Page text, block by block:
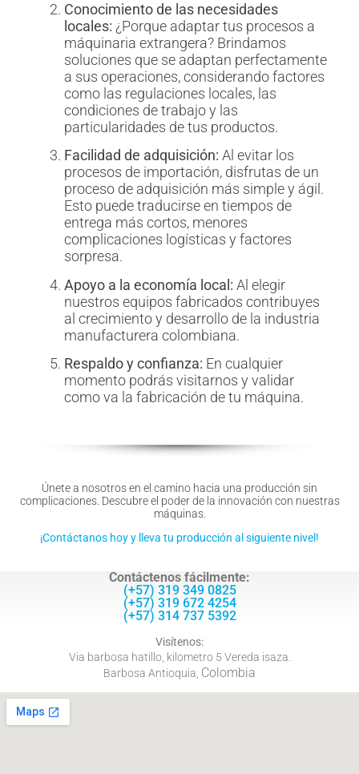
Conocimiento de las necesidades
locales: ¿Porque adaptar tus procesos a
máquinaria extrangera? Brindamos
soluciones que se adaptan perfectamente
a sus operaciones, considerando factores
como las regulaciones locales, las
condiciones de trabajo y las
particularidades de tus productos.
Facilidad de adquisición: Al evitar los
procesos de importación, disfrutas de un
proceso de adquisición más simple y ágil.
Esto puede traducirse en tiempos de
entrega más cortos, menores
complicaciones logísticas y factores
sorpresa.
Apoyo a la economía local: Al elegir
nuestros equipos fabricados contribuyes
al crecimiento y desarrollo de la industria
manufacturera colombiana.
Respaldo y confianza: En cualquier
momento podrás visitarnos y validar
como va la fabricación de tu máquina.
Únete a nosotros en el camino hacia una producción sin
complicaciones. Descubre el poder de la innovación con nuestras
máquinas.
¡Contáctanos hoy y lleva tu producción al siguiente nivel!
Contáctenos fácilmente:
(+57) 319 349 0825
(+57) 319 672 4254
(+57) 314 737 5392
Visítenos:
Via barbosa hatillo, kilometro 5 Vereda isaza.
Barbosa Antioquia, Colombia